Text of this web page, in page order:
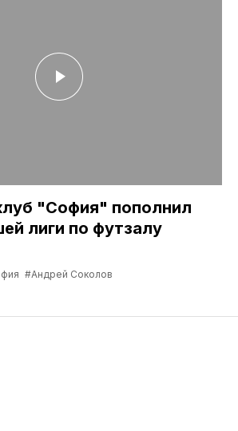
"София" пополнил
лиги по футзалу
#Андрей Соколов